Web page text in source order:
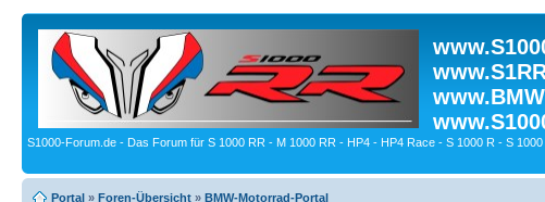
S1000-Forum.de - Das Forum für S 1000 RR - M 1000 RR - HP4 - HP4 Race - S 1000 R - S 1000
Portal » Foren-Übersicht » BMW-Motorrad-Portal